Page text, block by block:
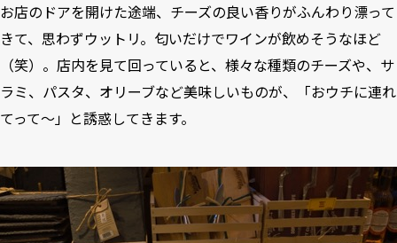
お店のドアを開けた途端、チーズの良い香りがふんわり漂って
きて、思わずウットリ。匂いだけでワインが飲めそうなほど
（笑）。店内を見て回っていると、様々な種類のチーズや、サ
ラミ、パスタ、オリーブなど美味しいものが、「おウチに連れ
てって〜」と誘惑してきます。